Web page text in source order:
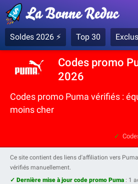
Soldes 2026 ⚡ Top 30
Codes promo
2026
Codes promo Puma vérifiés :
moins cher
Ce site contient des liens d'affiliation vers
vérifiés manuellement.
✓ Dernière mise à jour code promo Puma : 1